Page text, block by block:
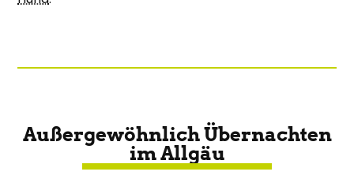
Außergewöhnlich Übernachten
im Allgäu